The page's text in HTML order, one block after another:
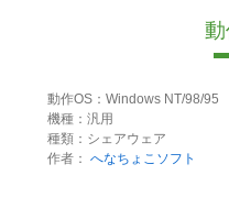
動作OS：Windows NT/98/95
機種：汎用
種類：シェアウェア
作者： へなちょこソフト